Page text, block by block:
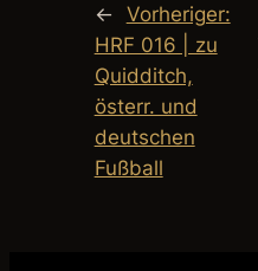
←
Vorheriger:
HRF 016 | zu
Quidditch,
österr. und
deutschen
Fußball